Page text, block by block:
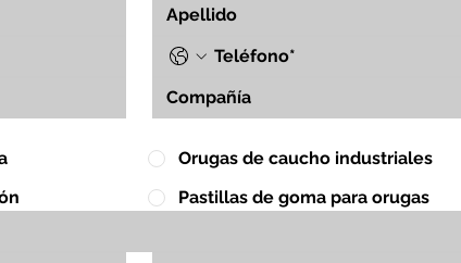
Orugas de caucho industriales
Pastillas de goma para orugas